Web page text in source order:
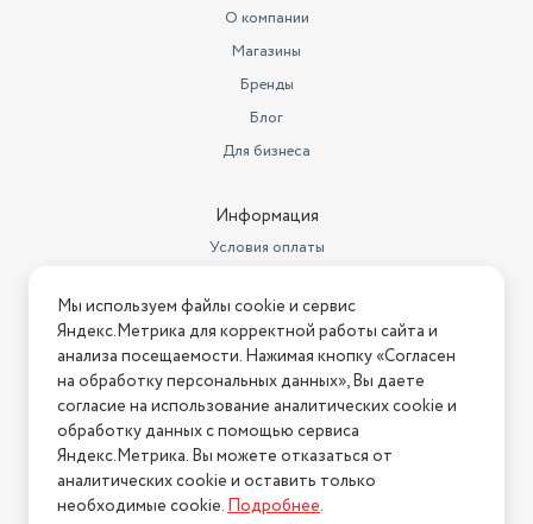
О компании
Магазины
Бренды
Блог
Для бизнеса
Информация
Условия оплаты
Условия возврата
Нашли ошибку на сайте? Напишите нам
2026 © Интернет-магазин "АстМаркет". У нас есть всё!
Политика конфиденциальности
Мы используем файлы cookie и сервис
Яндекс.Метрика для корректной работы сайта и
анализа посещаемости. Нажимая кнопку «Согласен
на обработку персональных данных», Вы даете
согласие на использование аналитических cookie и
обработку данных с помощью сервиса
Яндекс.Метрика. Вы можете отказаться от
аналитических cookie и оставить только
необходимые cookie.Подробнее.